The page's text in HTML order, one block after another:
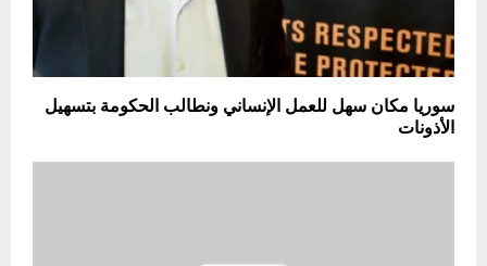
سوريا مكان سهل للعمل الإنساني ونطالب الحكومة بتسهيل
الأذونات